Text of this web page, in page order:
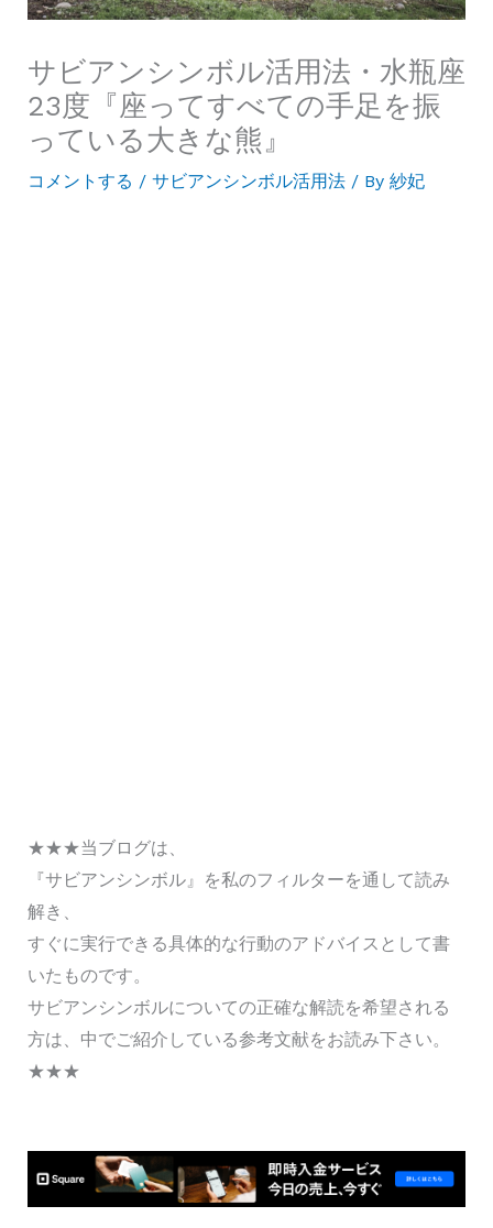
サビアンシンボル活用法・水瓶座
23度『座ってすべての手足を振
っている大きな熊』
コメントする / サビアンシンボル活用法/ By 紗妃
★★★当ブログは、
『サビアンシンボル』を私のフィルターを通して読み
解き、
すぐに実行できる具体的な行動のアドバイスとして書
いたものです。
サビアンシンボルについての正確な解読を希望される
方は、中でご紹介している参考文献をお読み下さい。
★★★